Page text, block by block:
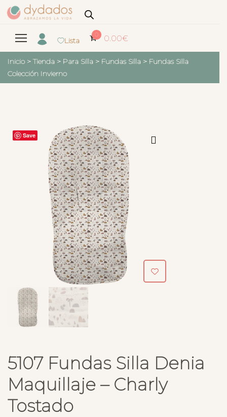
Lista
0 0.00€
Inicio > Tienda > Para Silla > Fundas Silla > Fundas Silla
Colección Invierno
Save
5107 Fundas Silla Denia
Maquillaje – Charly
Tostado